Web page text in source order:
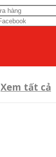
Xem tất cả